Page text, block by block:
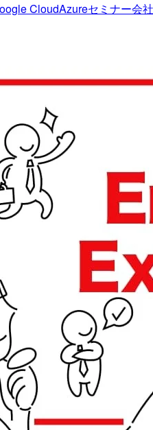
CloudAzureセミナー会